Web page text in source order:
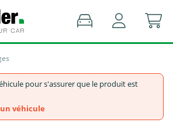
pour s'assurer que le produit est
véhicule